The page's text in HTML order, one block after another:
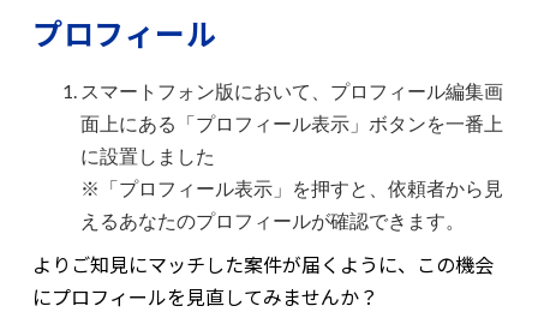
プロフィール
スマートフォン版において、プロフィール編集画
面上にある「プロフィール表示」ボタンを一番上
に設置しました
※「プロフィール表示」を押すと、依頼者から見
えるあなたのプロフィールが確認できます。
よりご知見にマッチした案件が届くように、この機会
にプロフィールを見直してみませんか？